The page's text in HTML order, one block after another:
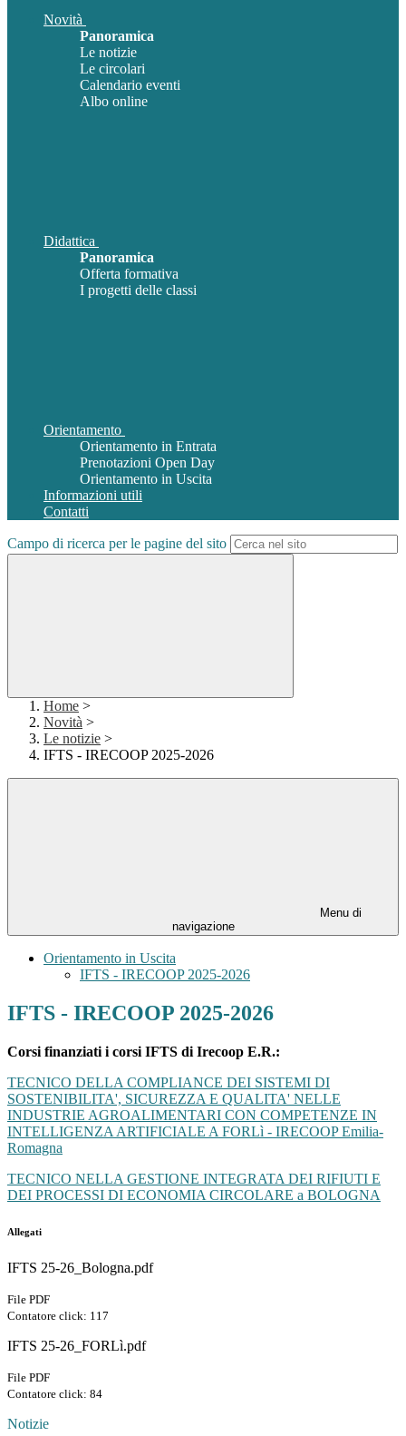
Novità
Panoramica
Le notizie
Le circolari
Calendario eventi
Albo online
Didattica
Panoramica
Offerta formativa
I progetti delle classi
Orientamento
Orientamento in Entrata
Prenotazioni Open Day
Orientamento in Uscita
Informazioni utili
Contatti
Campo di ricerca per le pagine del sito
Home >
Novità >
Le notizie >
IFTS - IRECOOP 2025-2026
Menu di
navigazione
Orientamento in Uscita
IFTS - IRECOOP 2025-2026
IFTS - IRECOOP 2025-2026
Corsi finanziati i corsi IFTS di Irecoop E.R.:
TECNICO DELLA COMPLIANCE DEI SISTEMI DI
SOSTENIBILITA', SICUREZZA E QUALITA' NELLE
INDUSTRIE AGROALIMENTARI CON COMPETENZE IN
INTELLIGENZA ARTIFICIALE A FORLì - IRECOOP Emilia-
Romagna
TECNICO NELLA GESTIONE INTEGRATA DEI RIFIUTI E
DEI PROCESSI DI ECONOMIA CIRCOLARE a BOLOGNA
Allegati
IFTS 25-26_Bologna.pdf
File PDF
Contatore click: 117
IFTS 25-26_FORLì.pdf
File PDF
Contatore click: 84
Notizie